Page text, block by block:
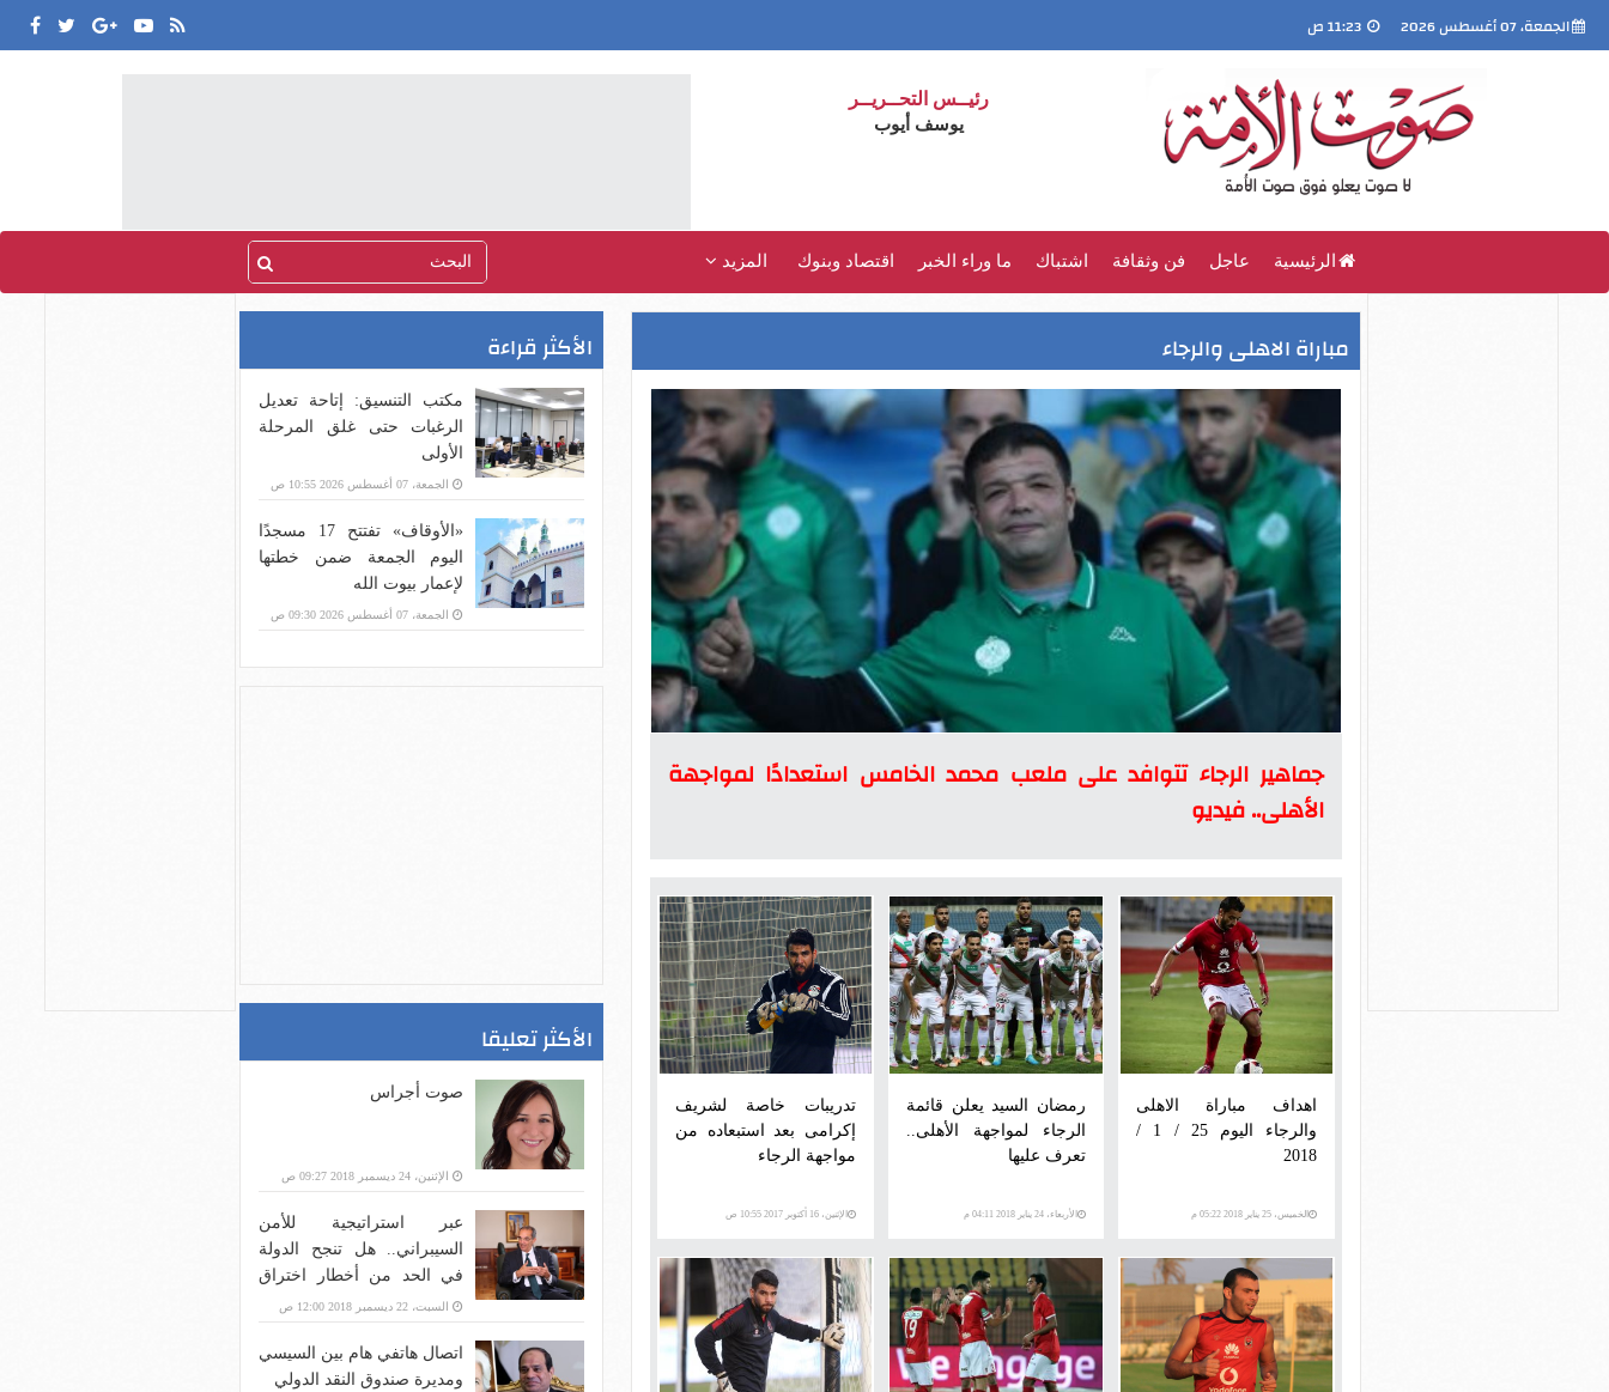
الجمعة، 07 أغسطس 2026
رئيــس التحــريــر
يوسف أيوب
الرئيسية عاجل فن وثقافة اشتباك ما وراء الخبر اقتصاد وبنوك المزيد
مباراة الاهلى والرجاء
جماهير الرجاء تتوافد على ملعب محمد الخامس استعدادًا لمواجهة
الأهلى.. فيديو
اهداف مباراة الاهلى
والرجاء اليوم 25 / 1 /
2018
الخميس، 25 يناير 2018 05:22 م
رمضان السيد يعلن قائمة
الرجاء لمواجهة الأهلى..
تعرف عليها
الأربعاء، 24 يناير 2018 04:11 م
تدريبات خاصة لشريف
إكرامى بعد استبعاده من
مواجهة الرجاء
الإثنين، 16 أكتوبر 2017 10:55 ص
الأكثر قراءة
مكتب التنسيق: إتاحة تعديل
الرغبات حتى غلق المرحلة
الأولى
الجمعة، 07 أغسطس 2026 10:55 ص
«الأوقاف» تفتتح 17 مسجدًا
اليوم الجمعة ضمن خطتها
لإعمار بيوت الله
الجمعة، 07 أغسطس 2026 09:30 ص
الأكثر تعليقا
صوت أجراس
الإثنين، 24 ديسمبر 2018 09:27 ص
عبر استراتيجية للأمن
السيبراني.. هل تنجح الدولة
في الحد من أخطار اختراق
بنية الاتصالات؟
السبت، 22 ديسمبر 2018 12:00 ص
اتصال هاتفي هام بين السيسي
ومديرة صندوق النقد الدولي